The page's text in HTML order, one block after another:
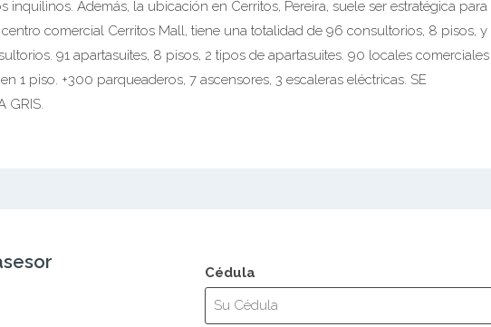
inquilinos. Además, la ubicación en Cerritos, Pereira, suele ser estratégica para
comercial Cerritos Mall, tiene una totalidad de 96 consultorios, 8 pisos, y
91 apartasuites, 8 pisos, 2 tipos de apartasuites. 90 locales comerciales
1 piso. +300 parqueaderos, 7 ascensores, 3 escaleras eléctricas. SE
GRIS.
Cédula